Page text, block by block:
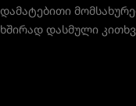
დამატებითი
ხშირად დასმული